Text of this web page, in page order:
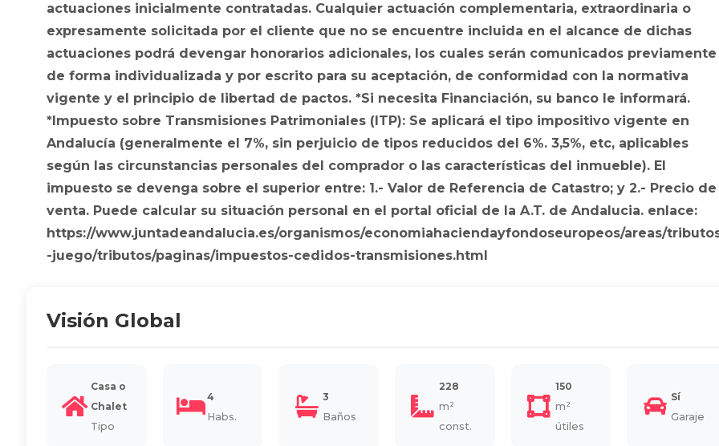
actuaciones inicialmente contratadas. Cualquier actuación complementaria, extraordinaria o
expresamente solicitada por el cliente que no se encuentre incluida en el alcance de dichas
actuaciones podrá devengar honorarios adicionales, los cuales serán comunicados previamente
de forma individualizada y por escrito para su aceptación, de conformidad con la normativa
vigente y el principio de libertad de pactos. *Si necesita Financiación, su banco le informará.
*Impuesto sobre Transmisiones Patrimoniales (ITP): Se aplicará el tipo impositivo vigente en
Andalucía (generalmente el 7%, sin perjuicio de tipos reducidos del 6%. 3,5%, etc, aplicables
según las circunstancias personales del comprador o las características del inmueble). El
impuesto se devenga sobre el superior entre: 1.- Valor de Referencia de Catastro; y 2.- Precio de
venta. Puede calcular su situación personal en el portal oficial de la A.T. de Andalucia. enlace:
https://www.juntadeandalucia.es/organismos/economiahaciendayfondoseuropeos/areas/
-juego/tributos/paginas/impuestos-cedidos-transmisiones.html
Visión Global
Casa o
Chalet
Tipo
4
Habs.
3
Baños
228
m²
const.
150
m²
útiles
Sí
Garaje